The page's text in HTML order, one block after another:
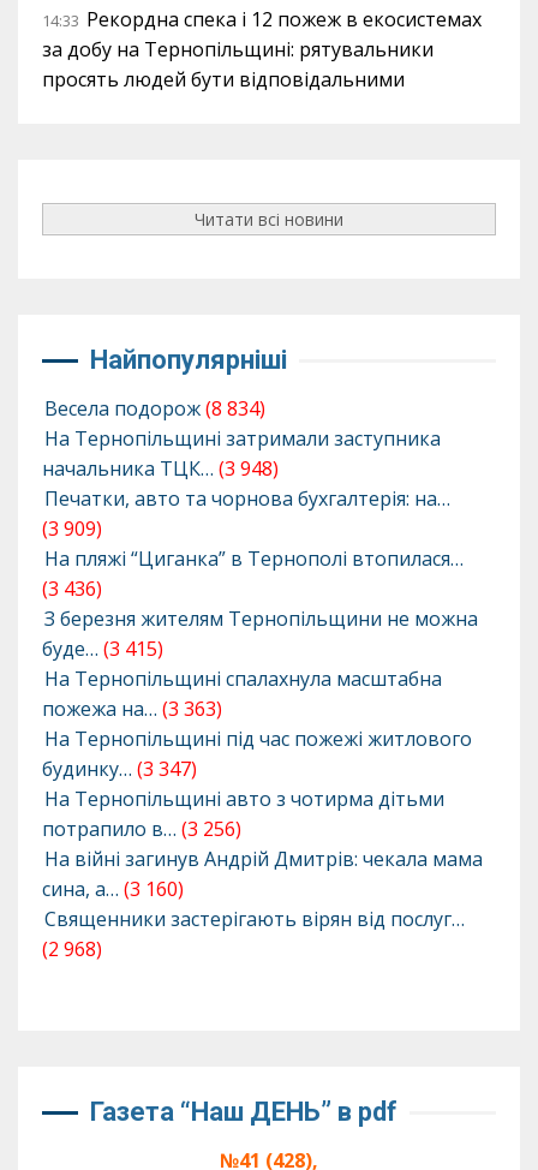
14:33 Рекордна спека і 12 пожеж в екосистемах
за добу на Тернопільщині: рятувальники
просять людей бути відповідальними
Читати всі новини
Найпопулярніші
Весела подорож(8 834)
На Тернопільщині затримали заступника
начальника ТЦК… (3 948)
Печатки, авто та чорнова бухгалтерія: на…
(3 909)
На пляжі “Циганка” в Тернополі втопилася…
(3 436)
З березня жителям Тернопільщини не можна
буде… (3 415)
На Тернопільщині спалахнула масштабна
пожежа на… (3 363)
На Тернопільщині під час пожежі житлового
будинку… (3 347)
На Тернопільщині авто з чотирма дітьми
потрапило в… (3 256)
На війні загинув Андрій Дмитрів: чекала мама
сина, а… (3 160)
Священники застерігають вірян від послуг…
(2 968)
Газета “Наш ДЕНЬ” в pdf
№41 (428),